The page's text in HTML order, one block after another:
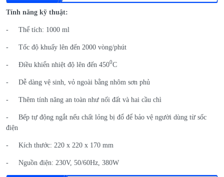
Tính năng kỹ thuật:
- Thể tích: 1000 ml
- Tốc độ khuấy lên đến 2000 vòng/phút
- Điều khiển nhiệt độ lên đến 4500C
- Dễ dàng vệ sinh, vỏ ngoài bằng nhôm sơn phủ
- Thêm tính năng an toàn như nối đất và hai cầu chì
- Bếp tự động ngắt nếu chất lỏng bị đổ để bảo vệ người dùng từ sốc
điện
- Kích thước: 220 x 220 x 170 mm
- Nguồn điện: 230V, 50/60Hz, 380W